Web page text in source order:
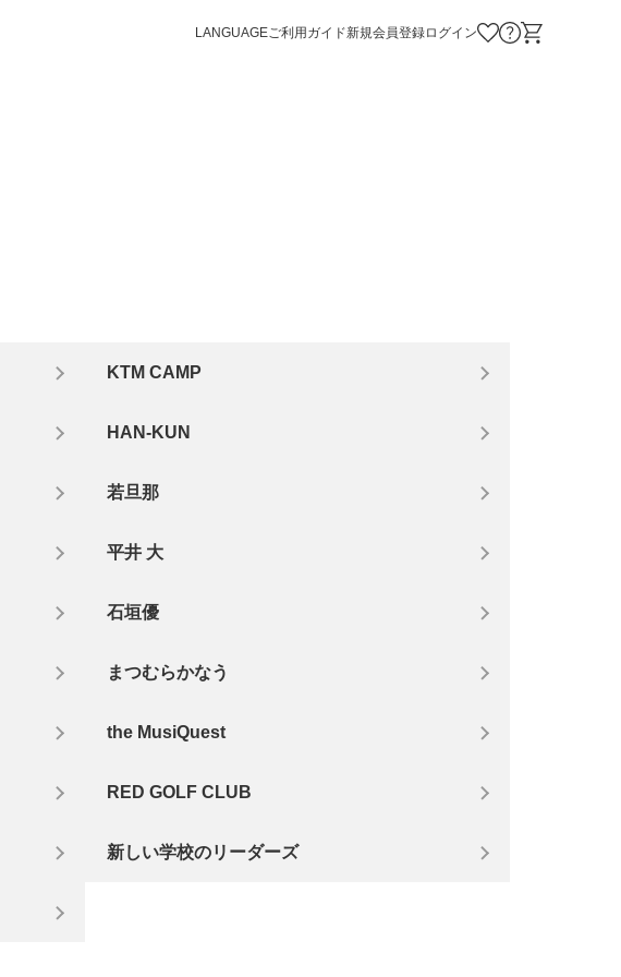
LANGUAGEご利用ガイド新規会員登録ログイン お気に入り商品
お問い合わせ
KTM CAMP
HAN-KUN
若旦那
平井 大
石垣優
まつむらかなう
the MusiQuest
RED GOLF CLUB
新しい学校のリーダーズ